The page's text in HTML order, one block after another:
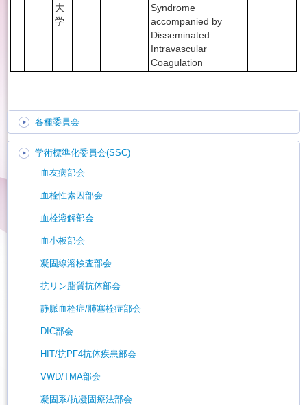
大
学
Syndrome
accompanied by
Disseminated
Intravascular
Coagulation
各種委員会
学術標準化委員会(SSC)
血友病部会
血栓性素因部会
血栓溶解部会
血小板部会
凝固線溶検査部会
抗リン脂質抗体部会
静脈血栓症/肺塞栓症部会
DIC部会
HIT/抗PF4抗体疾患部会
VWD/TMA部会
凝固系/抗凝固療法部会